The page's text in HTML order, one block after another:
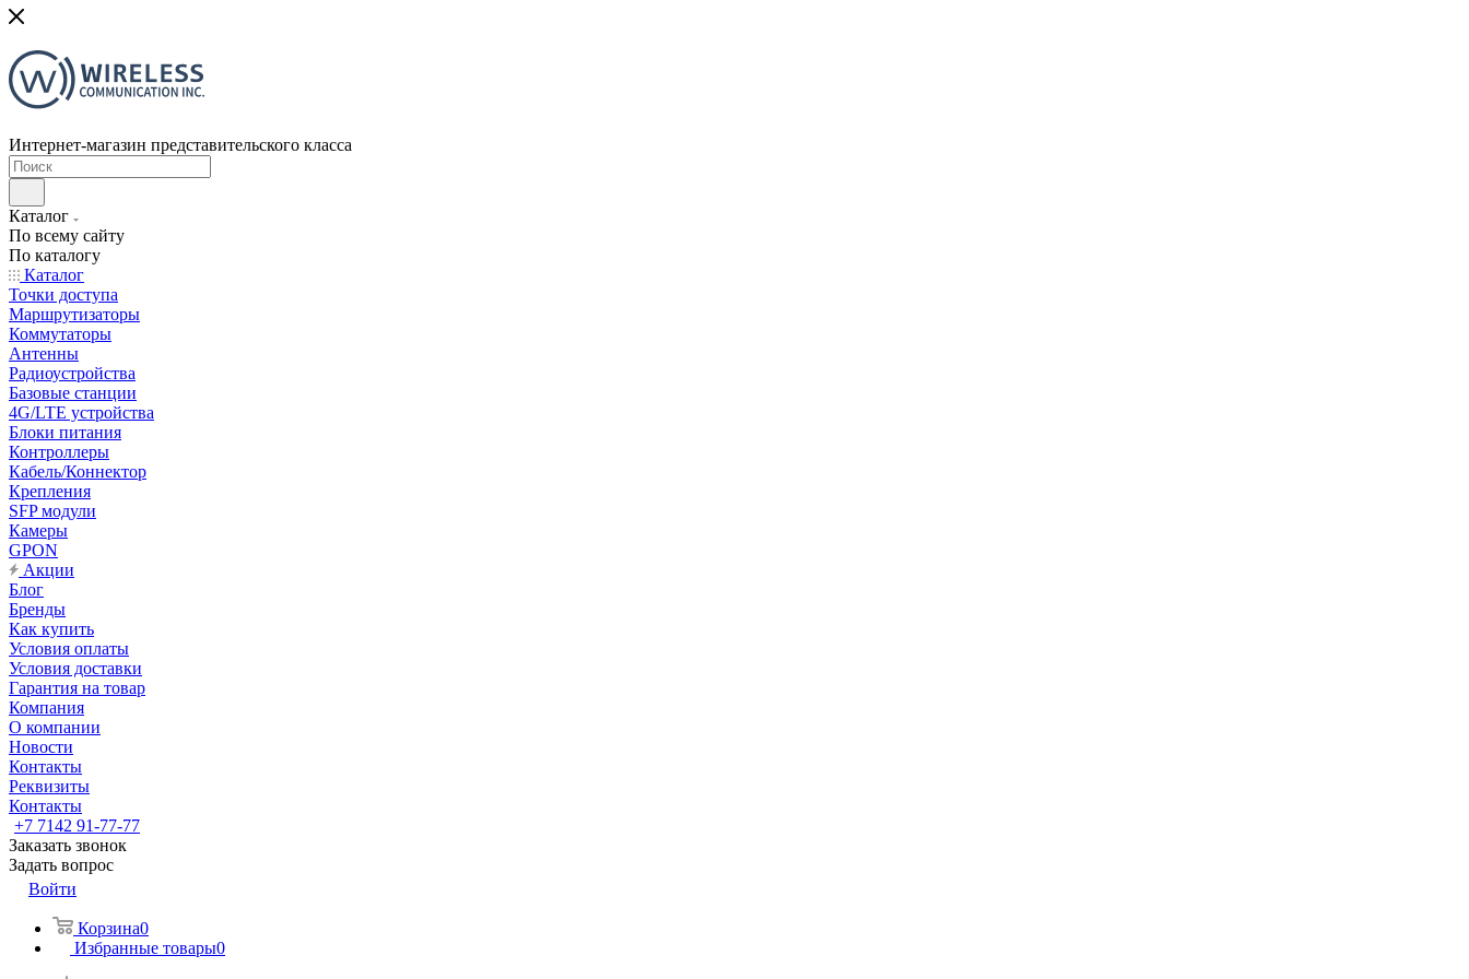
Интернет-магазин представительского класса
Каталог
По всему сайту
По каталогу
Каталог
Точки доступа
Маршрутизаторы
Коммутаторы
Антенны
Радиоустройства
Базовые станции
4G/LTE устройства
Блоки питания
Контроллеры
Кабель/Коннектор
Крепления
SFP модули
Камеры
GPON
Акции
Блог
Бренды
Как купить
Условия оплаты
Условия доставки
Гарантия на товар
Компания
О компании
Новости
Контакты
Реквизиты
Контакты
+7 7142 91-77-77
Заказать звонок
Задать вопрос
Войти
Корзина0
Избранные товары0